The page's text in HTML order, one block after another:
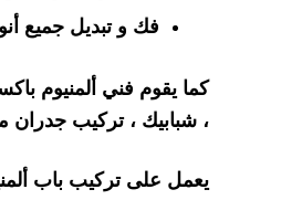
فك و تبديل جميع
كما يقوم فني ألمنيوم
، شبابيك ، تركيب جدران
يعمل على تركيب باب